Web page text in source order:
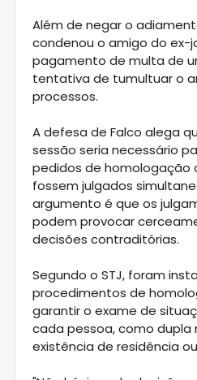
Além de negar o
condenou o amigo do ex-
pagamento de multa de
tentativa de tumultuar o
processos.
A defesa de Falco alega
sessão seria necessário
pedidos de homologação
fossem julgados
argumento é que os
podem provocar
decisões contraditórias.
Segundo o STJ, foram
procedimentos de
garantir o exame de
cada pessoa, como dupla
existência de residência